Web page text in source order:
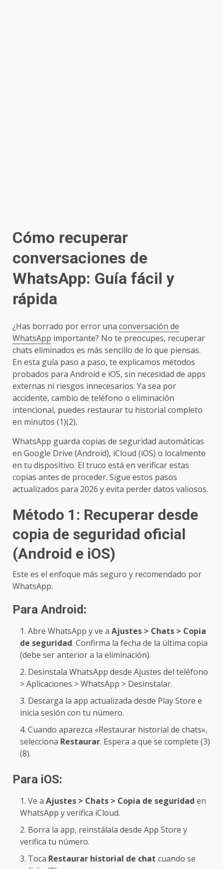
Cómo recuperar
conversaciones de
WhatsApp: Guía fácil y
rápida
¿Has borrado por error una conversación de
WhatsApp importante? No te preocupes, recuperar
chats eliminados es más sencillo de lo que piensas.
En esta guía paso a paso, te explicamos métodos
probados para Android e iOS, sin necesidad de apps
externas ni riesgos innecesarios. Ya sea por
accidente, cambio de teléfono o eliminación
intencional, puedes restaurar tu historial completo
en minutos (1)(2).
WhatsApp guarda copias de seguridad automáticas
en Google Drive (Android), iCloud (iOS) o localmente
en tu dispositivo. El truco está en verificar estas
copias antes de proceder. Sigue estos pasos
actualizados para 2026 y evita perder datos valiosos.
Método 1: Recuperar desde
copia de seguridad oficial
(Android e iOS)
Este es el enfoque más seguro y recomendado por
WhatsApp.
Para Android:
Abre WhatsApp y ve a Ajustes > Chats > Copia
de seguridad. Confirma la fecha de la última copia
(debe ser anterior a la eliminación).
Desinstala WhatsApp desde Ajustes del teléfono
> Aplicaciones > WhatsApp > Desinstalar.
Descarga la app actualizada desde Play Store e
inicia sesión con tu número.
Cuando aparezca «Restaurar historial de chats»,
selecciona Restaurar. Espera a que se complete (3)
(8).
Para iOS:
Ve a Ajustes > Chats > Copia de seguridad en
WhatsApp y verifica iCloud.
Borra la app, reinstálala desde App Store y
verifica tu número.
Toca Restaurar historial de chat cuando se